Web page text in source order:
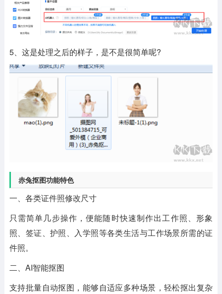
5、这是处理之后的样子，是不是很简单呢?
赤兔抠图功能特色
一、各类证件照修改尺寸
只需简单几步操作，便能随时快速制作出工作照、形象
照、签证、护照、入学照等各类生活与工作场景所需的证
件照。
二、AI智能抠图
支持批量自动抠图，能够自适应多种场景，轻松抠出复杂